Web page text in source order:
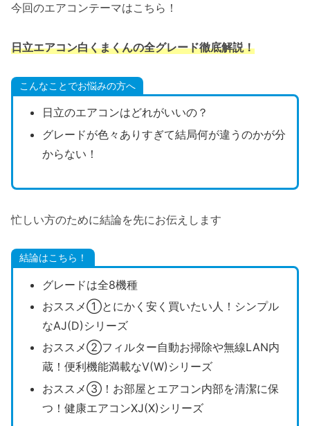
今回のエアコンテーマはこちら！
日立エアコン白くまくんの全グレード徹底解説！
こんなことでお悩みの方へ
日立のエアコンはどれがいいの？
グレードが色々ありすぎて結局何が違うのかが分
からない！
忙しい方のために結論を先にお伝えします
結論はこちら！
グレードは全8機種
おススメ①とにかく安く買いたい人！シンプル
なAJ(D)シリーズ
おススメ②フィルター自動お掃除や無線LAN内
蔵！便利機能満載なV(W)シリーズ
おススメ③！お部屋とエアコン内部を清潔に保
つ！健康エアコンXJ(X)シリーズ